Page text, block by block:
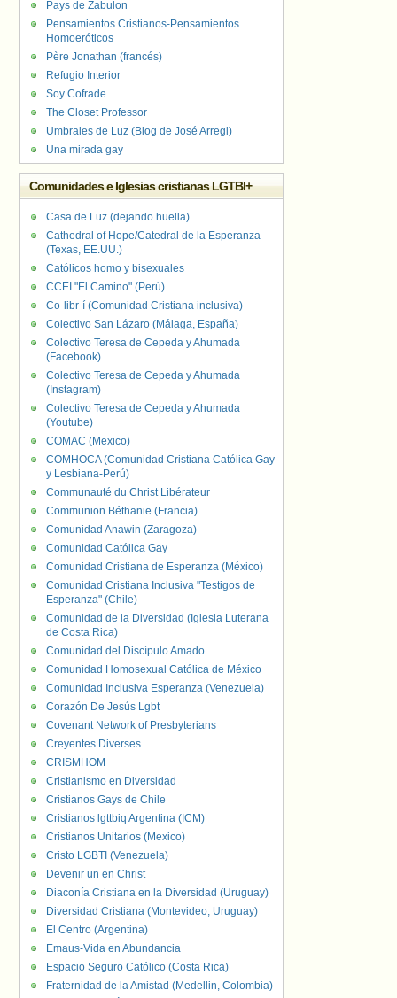
Pays de Zabulon
Pensamientos Cristianos-Pensamientos
Homoeróticos
Père Jonathan (francés)
Refugio Interior
Soy Cofrade
The Closet Professor
Umbrales de Luz (Blog de José Arregi)
Una mirada gay
Comunidades e Iglesias cristianas LGTBI+
Casa de Luz (dejando huella)
Cathedral of Hope/Catedral de la Esperanza
(Texas, EE.UU.)
Católicos homo y bisexuales
CCEI "El Camino" (Perú)
Co-libr-í (Comunidad Cristiana inclusiva)
Colectivo San Lázaro (Málaga, España)
Colectivo Teresa de Cepeda y Ahumada
(Facebook)
Colectivo Teresa de Cepeda y Ahumada
(Instagram)
Colectivo Teresa de Cepeda y Ahumada
(Youtube)
COMAC (Mexico)
COMHOCA (Comunidad Cristiana Católica Gay
y Lesbiana-Perú)
Communauté du Christ Libérateur
Communion Béthanie (Francia)
Comunidad Anawin (Zaragoza)
Comunidad Católica Gay
Comunidad Cristiana de Esperanza (México)
Comunidad Cristiana Inclusiva "Testigos de
Esperanza" (Chile)
Comunidad de la Diversidad (Iglesia Luterana
de Costa Rica)
Comunidad del Discípulo Amado
Comunidad Homosexual Católica de México
Comunidad Inclusiva Esperanza (Venezuela)
Corazón De Jesús Lgbt
Covenant Network of Presbyterians
Creyentes Diverses
CRISMHOM
Cristianismo en Diversidad
Cristianos Gays de Chile
Cristianos lgttbiq Argentina (ICM)
Cristianos Unitarios (Mexico)
Cristo LGBTI (Venezuela)
Devenir un en Christ
Diaconía Cristiana en la Diversidad (Uruguay)
Diversidad Cristiana (Montevideo, Uruguay)
El Centro (Argentina)
Emaus-Vida en Abundancia
Espacio Seguro Católico (Costa Rica)
Fraternidad de la Amistad (Medellin, Colombia)